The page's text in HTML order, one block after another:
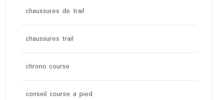
chaussures de trail
chaussures trail
chrono course
conseil course a pied